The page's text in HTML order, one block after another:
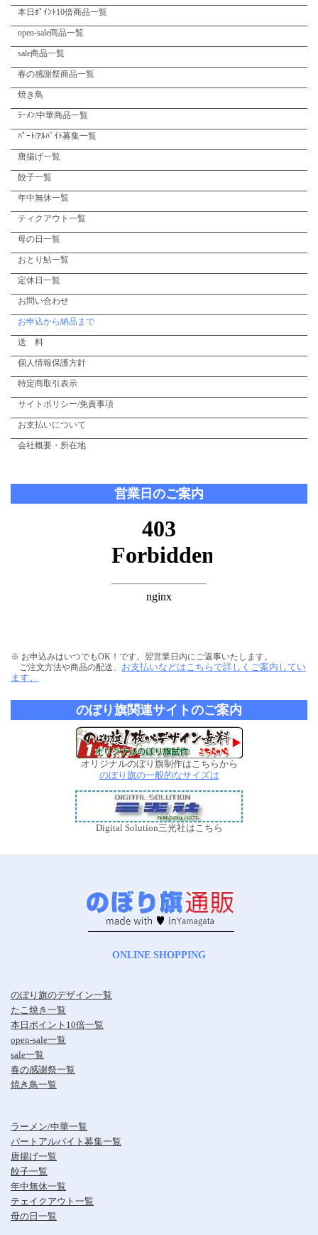
本日ﾎﾟｲﾝﾄ10倍商品一覧
open-sale商品一覧
sale商品一覧
春の感謝祭商品一覧
焼き鳥
ﾗｰﾒﾝ/中華商品一覧
ﾊﾟｰﾄ/ｱﾙﾊﾞｲﾄ募集一覧
唐揚げ一覧
餃子一覧
年中無休一覧
ティクアウト一覧
母の日一覧
おとり鮎一覧
定休日一覧
お問い合わせ
お申込から納品まで
送 料
個人情報保護方針
特定商取引表示
サイトポリシー/免責事項
お支払いについて
会社概要・所在地
営業日のご案内
※ お申込みはいつでもOK！です。翌営業日内にご返事いたします。
ご注文方法や商品の配送、 お支払いなどはこちらで詳しくご案内してい
ます。
のぼり旗関連サイトのご案内
オリジナルのぼり旗制作はこちらから
のぼり旗の一般的なサイズは
Digital Solution三光社はこちら
ONLINE SHOPPING
のぼり旗のデザイン一覧
たこ焼き一覧
本日ポイント10倍一覧
open-sale一覧
sale一覧
春の感謝祭一覧
焼き鳥一覧
ラーメン/中華一覧
パートアルバイト募集一覧
唐揚げ一覧
餃子一覧
年中無休一覧
テェイクアウト一覧
母の日一覧